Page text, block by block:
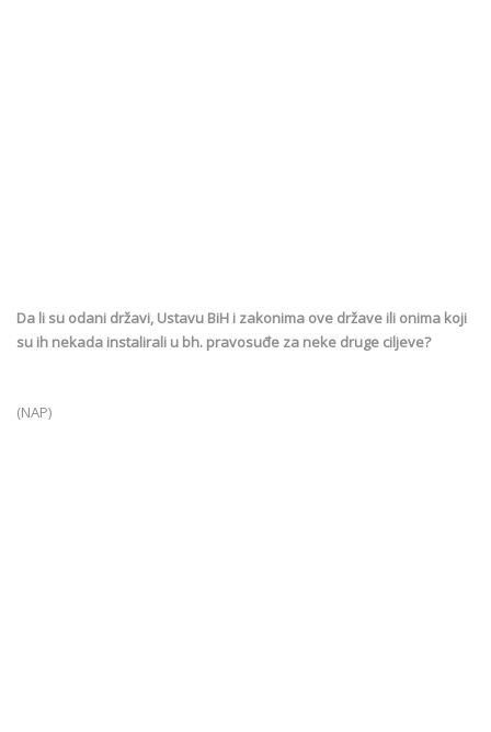
Da li su odani državi, Ustavu BiH i zakonima ove države ili onima koji
su ih nekada instalirali u bh. pravosuđe za neke druge ciljeve?
(NAP)